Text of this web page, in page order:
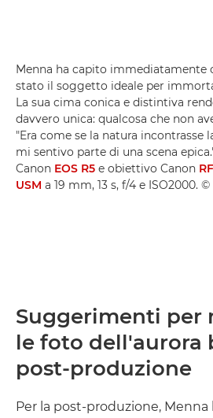
Menna ha capito immediatamente
stato il soggetto ideale per
La sua cima conica e distintiva
davvero unica: qualcosa che non
"Era come se la natura incontrasse
mi sentivo parte di una scena
Canon EOS R5 e obiettivo Canon
USM a 19 mm, 13 s, f/4 e ISO2000.
Suggerimenti per
le foto dell'aurora
post-produzione
Per la post-produzione, Menna